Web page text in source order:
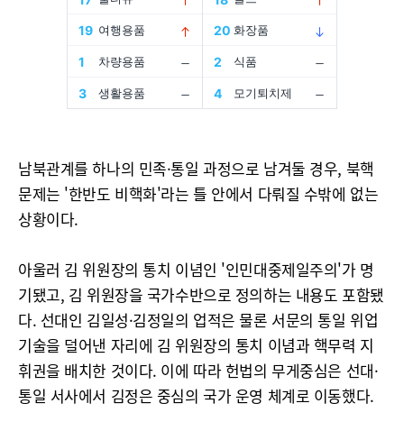
남북관계를 하나의 민족·통일 과정으로 남겨둘 경우, 북핵
문제는 '한반도 비핵화'라는 틀 안에서 다뤄질 수밖에 없는
상황이다.
아울러 김 위원장의 통치 이념인 '인민대중제일주의'가 명
기됐고, 김 위원장을 국가수반으로 정의하는 내용도 포함됐
다. 선대인 김일성·김정일의 업적은 물론 서문의 통일 위업
기술을 덜어낸 자리에 김 위원장의 통치 이념과 핵무력 지
휘권을 배치한 것이다. 이에 따라 헌법의 무게중심은 선대·
통일 서사에서 김정은 중심의 국가 운영 체계로 이동했다.